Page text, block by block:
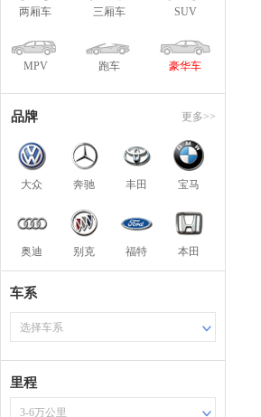
两厢车 三厢车 SUV
MPV 跑车 豪华车
品牌 更多>>
大众 奔驰 丰田 宝马
奥迪 别克 福特 本田
车系
选择车系
里程
3-6万公里